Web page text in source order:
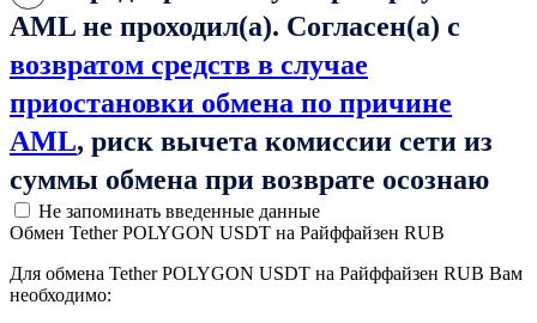
AML не проходил(а). Согласен(а) с
возвратом средств в случае
приостановки обмена по причине
AML, риск вычета комиссии сети из
суммы обмена при возврате осознаю
Не запоминать введенные данные
Обмен Tether POLYGON USDT на Райффайзен RUB
Для обмена Tether POLYGON USDT на Райффайзен RUB Вам
необходимо: